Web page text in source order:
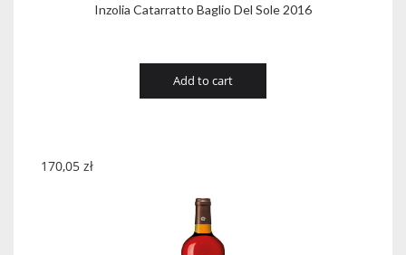
Inzolia Catarratto Baglio Del Sole 2016
Add to cart
170,05 zł